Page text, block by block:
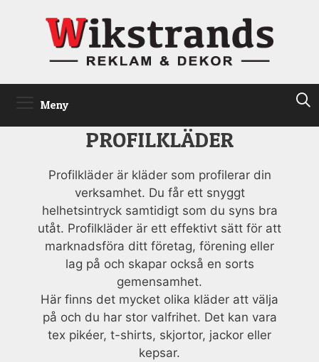
Meny
PROFILKLÄDER
Profilkläder är kläder som profilerar din
verksamhet. Du får ett snyggt
helhetsintryck samtidigt som du syns bra
utåt. Profilkläder är ett effektivt sätt för att
marknadsföra ditt företag, förening eller
lag på och skapar också en sorts
gemensamhet.
Här finns det mycket olika kläder att välja
på och du har stor valfrihet. Det kan vara
tex pikéer, t-shirts, skjortor, jackor eller
kepsar.